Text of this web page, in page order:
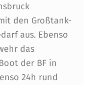
den Großtank-
aus. Ebenso
das
der BF in
24h rund